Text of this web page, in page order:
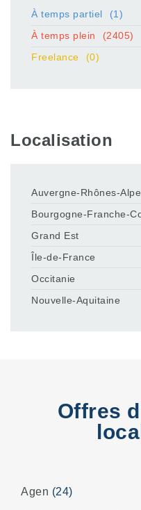
À temps partiel
(1)
À temps plein
(2405)
Freelance
(0)
Localisation
Auvergne-Rhônes-
Bourgogne-Franche-
Grand Est
Île-de-France
Occitanie
Nouvelle-Aquitaine
Offres
Agen (24)